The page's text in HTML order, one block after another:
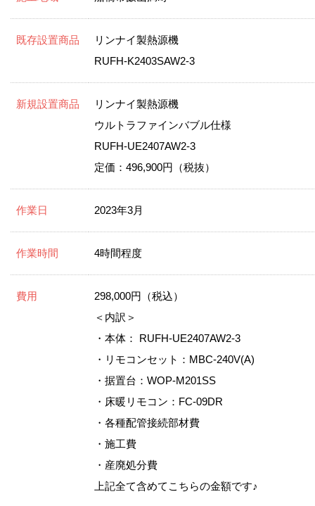
既存設置商品
リンナイ製熱源機
RUFH-K2403SAW2-3
新規設置商品
リンナイ製熱源機
ウルトラファインバブル仕様
RUFH-UE2407AW2-3
定価：496,900円（税抜）
作業日 2023年3月
作業時間 4時間程度
費用
298,000円（税込）
＜内訳＞
・本体： RUFH-UE2407AW2-3
・リモコンセット：MBC-240V(A)
・据置台：WOP-M201SS
・床暖リモコン：FC-09DR
・各種配管接続部材費
・施工費
・産廃処分費
上記全て含めてこちらの金額です♪